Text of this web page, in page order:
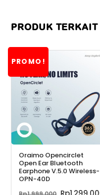
PRODUK TERKAIT
PROMO!
Oraimo Opencirclet
Open Ear Bluetooth
Earphone V.5.0 Wireless-
OPN-40D
Harga